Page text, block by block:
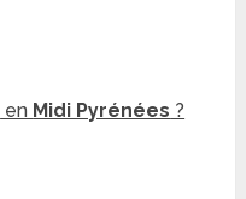
en Midi Pyrénées ?